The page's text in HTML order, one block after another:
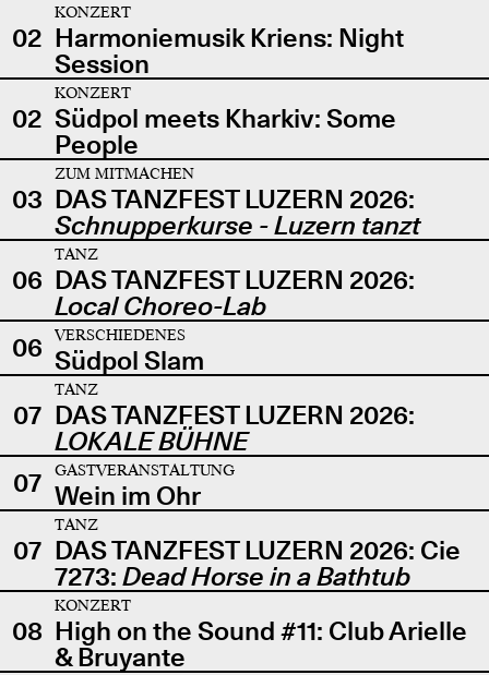
02
KONZERT
Harmoniemusik Kriens: Night
Session
02
KONZERT
Südpol meets Kharkiv: Some
People
03
ZUM MITMACHEN
DAS TANZFEST LUZERN 2026:
Schnupperkurse - Luzern tanzt
06
TANZ
DAS TANZFEST LUZERN 2026:
Local Choreo-Lab
06
VERSCHIEDENES
Südpol Slam
07
TANZ
DAS TANZFEST LUZERN 2026:
LOKALE BÜHNE
07
GASTVERANSTALTUNG
Wein im Ohr
07
TANZ
DAS TANZFEST LUZERN 2026: Cie
7273: Dead Horse in a Bathtub
08
KONZERT
High on the Sound #11: Club Arielle
& Bruyante